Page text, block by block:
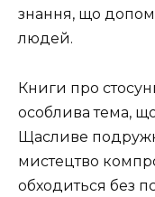
знання, що
людей.
Книги про
особлива тема,
Щасливе
мистецтво
обходиться без